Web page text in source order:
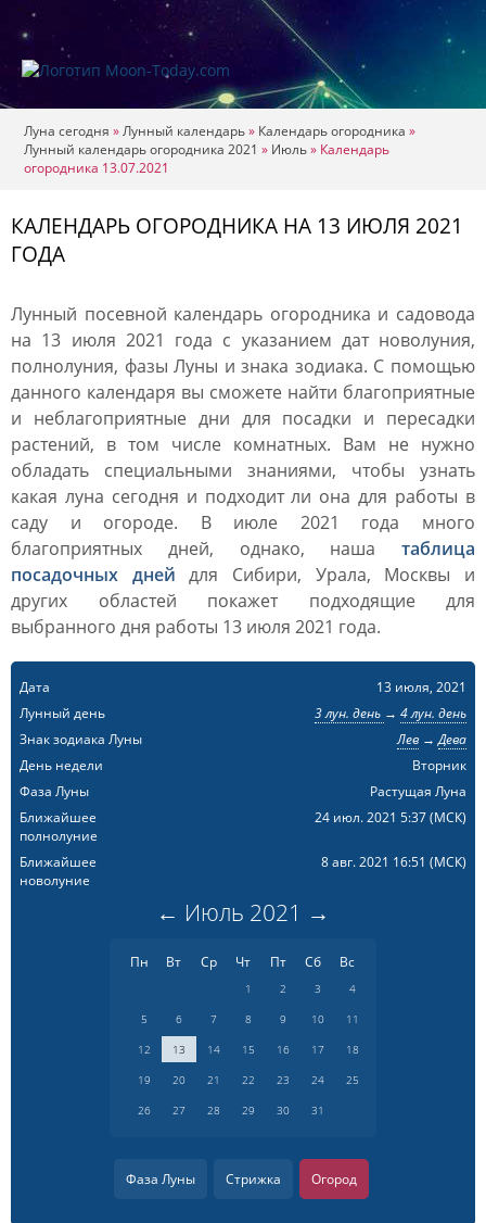
Луна сегодня »Лунный календарь» Календарь огородника »
Лунный календарь огородника 2021 » Июль» Календарь
огородника 13.07.2021
КАЛЕНДАРЬ ОГОРОДНИКА НА 13 ИЮЛЯ 2021
ГОДА
Лунный посевной календарь огородника и садовода
на 13 июля 2021 года с указанием дат новолуния,
полнолуния, фазы Луны и знака зодиака. С помощью
данного календаря вы сможете найти благоприятные
и неблагоприятные дни для посадки и пересадки
растений, в том числе комнатных. Вам не нужно
обладать специальными знаниями, чтобы узнать
какая луна сегодня и подходит ли она для работы в
саду и огороде. В июле 2021 года много
благоприятных дней, однако, наша таблица
посадочных дней для Сибири, Урала, Москвы и
других областей покажет подходящие для
выбранного дня работы 13 июля 2021 года.
Дата
13 июля, 2021
Лунный день
3 лун. день → 4 лун. день
Знак зодиака Луны
Лев→Дева
День недели
Вторник
Фаза Луны
Растущая Луна
Ближайшее
полнолуние
24 июл. 2021 5:37(МСК)
Ближайшее
новолуние
8 авг. 2021 16:51 (МСК)
← Июль 2021 →
Пн Вт Ср Чт Пт Сб Вс
1 2 3
4
5
6 7 8 9 10
11
12
13 14 15 16 17
18
19
20 21 22 23 24
25
26
27 28 29 30 31
Фаза Луны Стрижка Огород